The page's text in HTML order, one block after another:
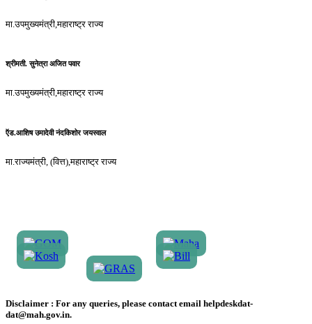
मा.उपमुख्यमंत्री,महाराष्ट्र राज्य
श्रीमती. सुनेत्रा अजित पवार
मा.उपमुख्यमंत्री,महाराष्ट्र राज्य
ऍड.आशिष उमादेवी नंदकिशोर जयस्वाल
मा.राज्यमंत्री, (वित्त),महाराष्ट्र राज्य
Disclaimer : For any queries, please contact email helpdeskdat-
dat@mah.gov.in.